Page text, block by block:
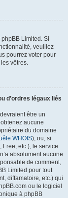
Limited. Si
veuillez
pourrez voter pour
vôtres.
d’ordres légaux liés
être un
aucune
du domaine
WHOIS), ou, si
etc.), le service
absolument aucune
de comment,
Limited pour tout
diffamatoire, etc.) qui
ou le logiciel
à phpBB